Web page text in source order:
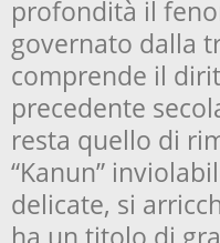
profondità il
governato dalla
comprende il
precedente
resta quello di
“Kanun”
delicate, si